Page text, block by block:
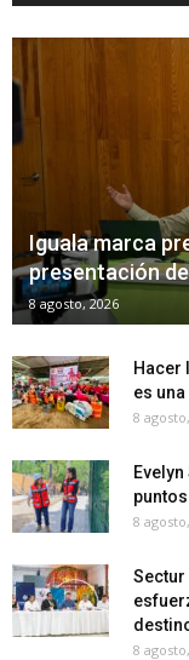
Iguala marca
presentación
8 agosto, 2026
Hacer
es
8
8
8